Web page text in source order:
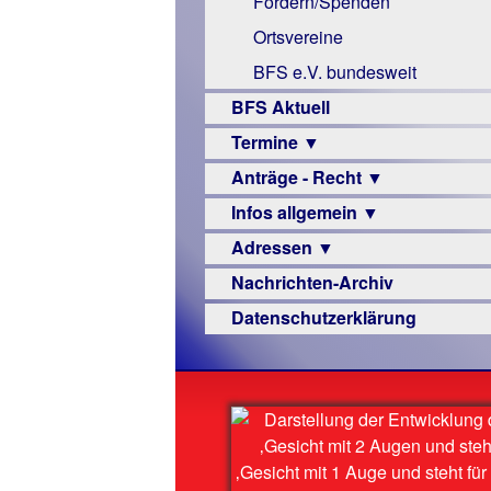
Links
Ortsvereine
BFS e.V. bundesweit
BFS Aktuell
Termine ▼
Veranstaltungsprogramme
Anträge - Recht ▼
Archiv
Urteile
Infos allgemein ▼
Sehbehinderung
Frühförderung
Schule
–
Beruf
Senioren
Hilfsmittel
Adressen ▼
Augenoptiker
Berufsbildungswerke
Hörbüchereien
Reha-
Lehrer
Nachrichten-Archiv
Datenschutzerklärung